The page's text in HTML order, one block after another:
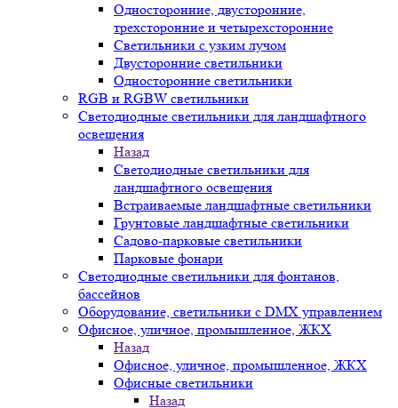
Односторонние, двусторонние,
трехсторонние и четырехсторонние
Светильники с узким лучом
Двусторонние светильники
Односторонние светильники
RGB и RGBW светильники
Светодиодные светильники для ландшафтного
освещения
Назад
Светодиодные светильники для
ландшафтного освещения
Встраиваемые ландшафтные светильники
Грунтовые ландшафтные светильники
Садово-парковые светильники
Парковые фонари
Светодиодные светильники для фонтанов,
бассейнов
Оборудование, светильники с DMX управлением
Офисное, уличное, промышленное, ЖКХ
Назад
Офисное, уличное, промышленное, ЖКХ
Офисные светильники
Назад